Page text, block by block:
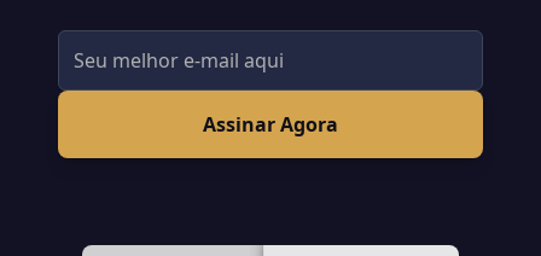
Assinar Agora